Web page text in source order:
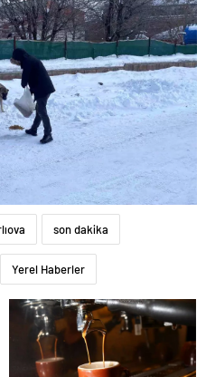
son dakika
Yerel Haberler